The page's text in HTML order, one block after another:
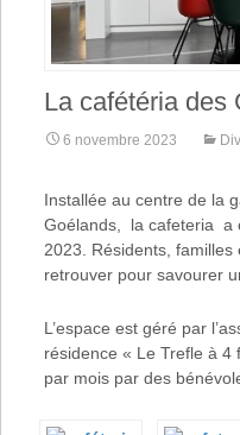
La cafétéria des
6 novembre 2023
Installée au centre de la
Goélands, la cafeteria a
2023. Résidents,
retrouver pour savourer
L’espace est géré par
résidence « Le Trefle à 4
par mois par des